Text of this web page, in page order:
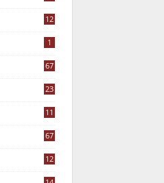
12
1
67
23
11
67
12